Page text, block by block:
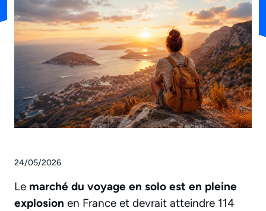
24/05/2026
Le marché du voyage en solo est en pleine
explosion en France et devrait atteindre 114